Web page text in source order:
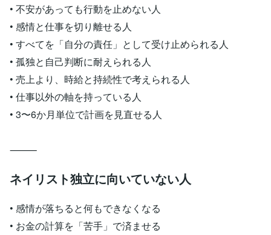
• 不安があっても行動を止めない人
• 感情と仕事を切り離せる人
• すべてを「自分の責任」として受け止められる人
• 孤独と自己判断に耐えられる人
• 売上より、時給と持続性で考えられる人
• 仕事以外の軸を持っている人
• 3〜6か月単位で計画を見直せる人
⸻
ネイリスト独立に向いていない人
• 感情が落ちると何もできなくなる
• お金の計算を「苦手」で済ませる